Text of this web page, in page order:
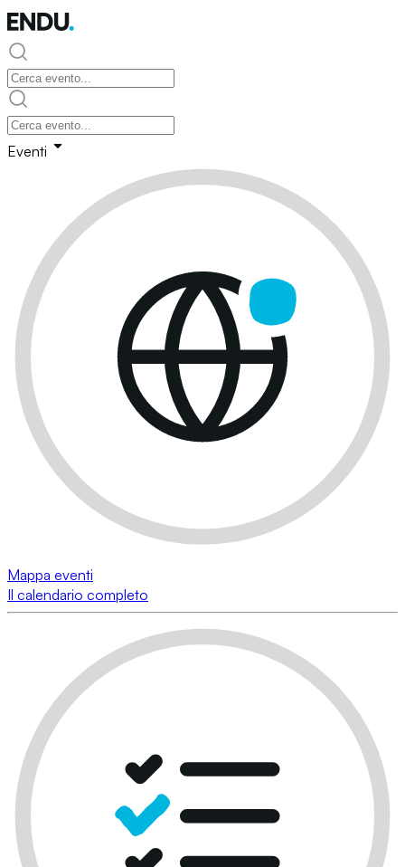
Eventi
Mappa eventi
Il calendario completo